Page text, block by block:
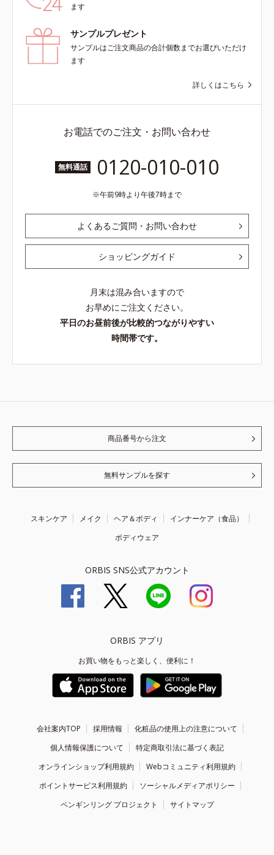
ます
サンプルプレゼント
サンプルはご注文商品の合計個数までお選びいただけ
ます
詳しくはこちら
お電話でのご注文・お問い合わせ
無料通話 0120-010-010
午前9時より午後7時まで
よくあるご質問・お問い合わせ
ショッピングガイド
月末は混み合いますので
お早めにご注文ください。
平日のお昼前後が比較的つながりやすい
時間帯です。
商品番号から注文
無料サンプルを探す
スキンケア メイク ヘア＆ボディ
インナーケア（食品）
ボディウェア
ORBIS SNS公式アカウント
ORBIS アプリ
お買い物をもっと楽しく、便利に！
会社案内TOP 採用情報
化粧品の使用上の注意について
個人情報保護について
特定商取引法に基づく表記
オンラインショップ利用規約
Webコミュニティ利用規約
ポイントサービス利用規約
ソーシャルメディアポリシー
ペンギンリング プロジェクト
サイトマップ